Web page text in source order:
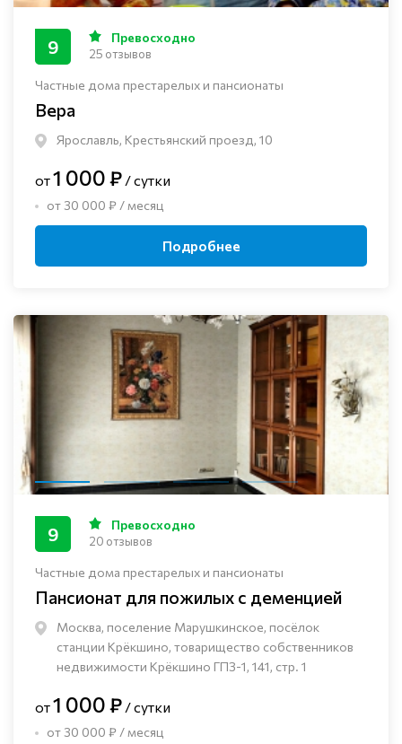
Частные дома престарелых и пансионаты
Вера
Ярославль, Крестьянский проезд, 10
9 Превосходно
25 отзывов
от1 000 ₽ / сутки
от 30 000 ₽ / месяц
Подробнее
Частные дома престарелых и пансионаты
Пансионат для пожилых с деменцией
Москва, поселение Марушкинское, посёлок
станции Крёкшино, товарищество собственников
недвижимости Крёкшино ГПЗ-1, 141, стр. 1
9 Превосходно
20 отзывов
от1 000 ₽ / сутки
от 30 000 ₽ / месяц